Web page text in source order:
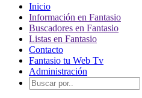
Inicio
Información en Fantasio
Buscadores en Fantasio
Listas en Fantasio
Contacto
Fantasio tu Web Tv
Administración